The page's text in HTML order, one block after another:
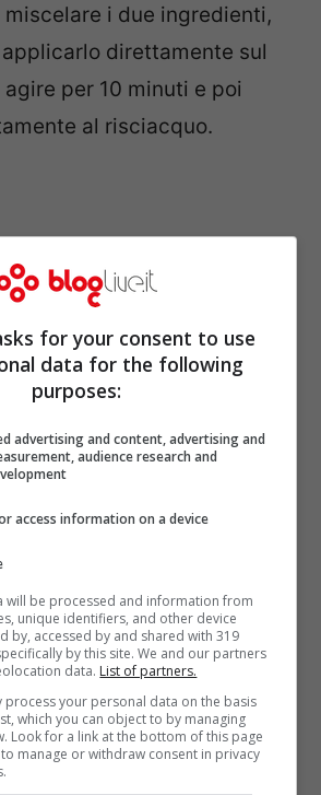
i due ingredienti,
direttamente sul
per 10 minuti e poi
al risciacquo.
ha la pelle secca, è risaputo
alle sue proprietà
naturale fai da te
di miele, 1 cucchiaio
e qualche goccia di olio
di mandorle dolci.
la maschera per qualche
illustrato precedentemente
for your consent to use
data for the following
purposes:
advertising and content, advertising and
audience research and
access information on a device
will be processed and information from
unique identifiers, and other device
by, accessed by and shared with 319
by this site. We and our partners
data. List of partners.
process your personal data on the basis
which you can object to by managing
Look for a link at the bottom of this page
manage or withdraw consent in privacy